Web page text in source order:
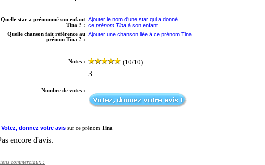
Quelle star a prénommé son enfant
Tina ? :
Ajouter le nom d'une star qui a donné
ce prénom Tina à son enfant
Quelle chanson fait référence au
prénom Tina ? :
Ajouter une chanson liée à ce prénom Tina
Notes : (10/10)
Nombre de votes :
3
Votez, donnez votre avis sur ce prénom Tina
encore d'avis.
commerciaux :